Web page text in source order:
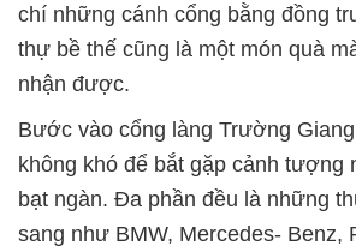
chí những cánh cổng bằng đồng
thự bề thế cũng là một món quà
nhận được.
Bước vào cổng làng Trường
không khó để bắt gặp cảnh tượng
bạt ngàn. Đa phần đều là những
sang như BMW, Mercedes- Benz,